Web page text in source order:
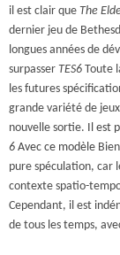
il est clair que The
dernier jeu de
longues années de
surpasser TES6 Toute
les futures
grande variété de
nouvelle sortie. Il est
6 Avec ce modèle
pure spéculation, car
contexte spatio-
Cependant, il est
de tous les temps,